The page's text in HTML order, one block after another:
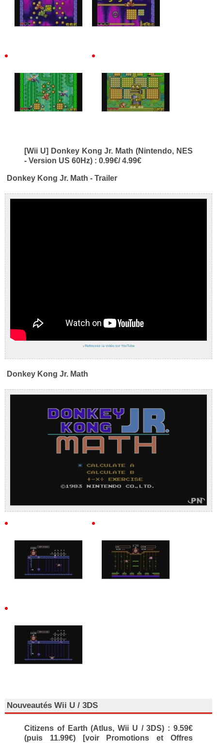
[Wii U] Donkey Kong Jr. Math (Nintendo, NES
- Version US 60Hz) : 0.99€/ 4.99€
Donkey Kong Jr. Math - Trailer
› Retrouvez la vidéo sur YouTube
Donkey Kong Jr. Math
Nouveautés Wii U / 3DS
Citizens of Earth (Atlus, Wii U / 3DS) : 9.59€
(puis 11.99€) [voir Promotions et Offres